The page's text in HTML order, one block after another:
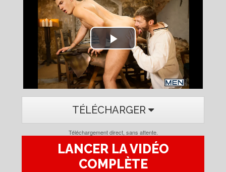
Play
Video
TÉLÉCHARGER
Téléchargement direct, sans attente.
LANCER LA VIDÉO
COMPLÈTE